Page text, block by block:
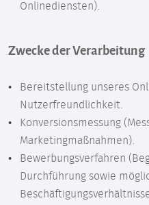
Onlinediensten).
Zwecke der Verarbeitung
Bereitstellung unseres
Nutzerfreundlichkeit.
Konversionsmessung
Marketingmaßnahmen).
Bewerbungsverfahren
Durchführung sowie